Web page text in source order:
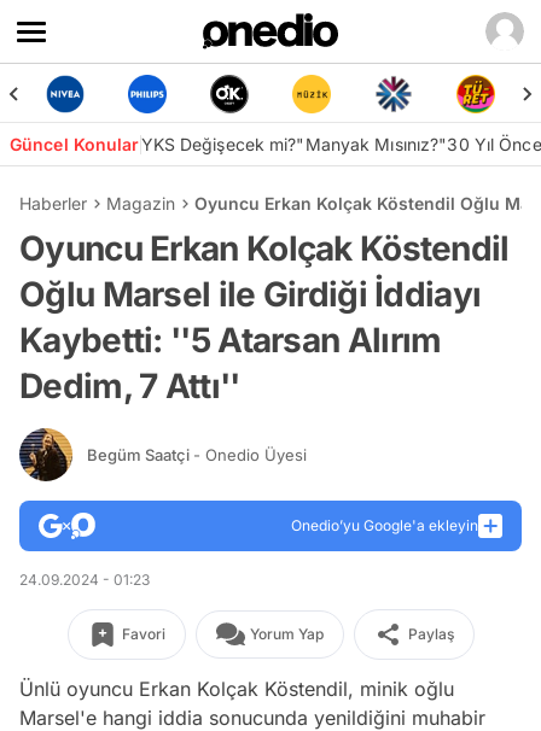
Güncel KonularYKS Değişecek mi?"Manyak Mısınız?"30 Yıl
Haberler Magazin Oyuncu Erkan Kolçak Köstendil Oğlu
Oyuncu Erkan Kolçak Köstendil
Oğlu Marsel ile Girdiği İddiayı
Kaybetti: ''5 Atarsan Alırım
Dedim, 7 Attı''
Begüm Saatçi - Onedio Üyesi
Onedio’yu Google'a ekleyin
24.09.2024 - 01:23
Favori Yorum Yap Paylaş
Ünlü oyuncu Erkan Kolçak Köstendil, minik oğlu
Marsel'e hangi iddia sonucunda yenildiğini muhabir